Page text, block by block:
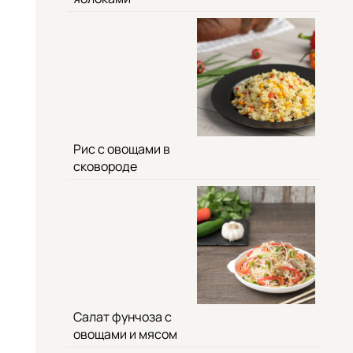
Рис с овощами в
сковороде
Салат фунчоза с
овощами и мясом